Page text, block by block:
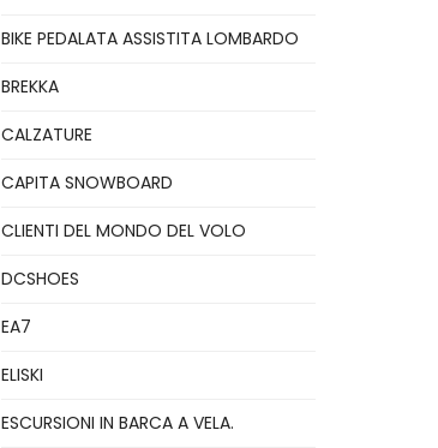
BIKE PEDALATA ASSISTITA LOMBARDO
BREKKA
CALZATURE
CAPITA SNOWBOARD
CLIENTI DEL MONDO DEL VOLO
DCSHOES
EA7
ELISKI
ESCURSIONI IN BARCA A VELA.